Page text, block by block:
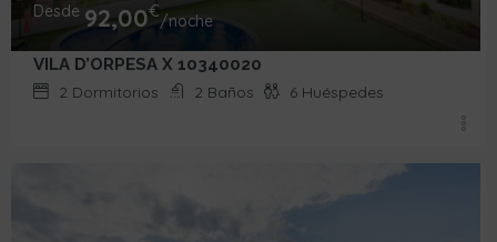
Desde 92,00€/noche
VILA D’ORPESA X 10340020
2 Dormitorios 2 Baños 6 Huéspedes